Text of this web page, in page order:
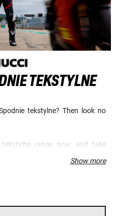
TEKSTYLNE
tekstylne? Then look no
range now, and take
Show more